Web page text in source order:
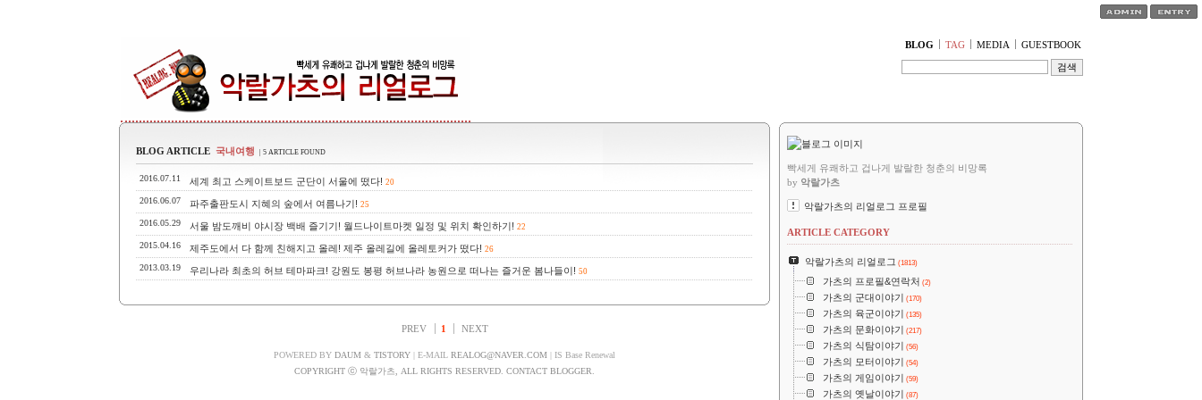
BLOG TAG MEDIA GUESTBOOK
BLOG ARTICLE 국내여행 | 5 ARTICLE FOUND
2016.07.11 세계 최고 스케이트보드 군단이 서울에 떴다! 20
2016.06.07 파주출판도시 지혜의 숲에서 여름나기! 25
2016.05.29 서울 밤도깨비 야시장 백배 즐기기! 월드나이트마켓 일정 및 위치 확인하기! 22
2015.04.16 제주도에서 다 함께 친해지고 올레! 제주 올레길에 올레토커가 떴다! 26
2013.03.19 우리나라 최초의 허브 테마파크! 강원도 봉평 허브나라 농원으로 떠나는 즐거운 봄나들이! 50
PREV 1 NEXT
POWERED BY DAUM & TISTORY | E-MAIL REALOG@NAVER.COM | IS Base Renewal
COPYRIGHT ⓒ 악랄가츠, ALL RIGHTS RESERVED. CONTACT BLOGGER.
빡세게 유쾌하고 겁나게 발랄한 청춘의 비망록
by 악랄가츠
악랄가츠의 리얼로그 프로필
ARTICLE CATEGORY
악랄가츠의 리얼로그 (1813)
가츠의 프로필&연락처 (2)
가츠의 군대이야기 (170)
가츠의 육군이야기 (135)
가츠의 문화이야기 (217)
가츠의 식탐이야기 (56)
가츠의 모터이야기 (54)
가츠의 게임이야기 (59)
가츠의 옛날이야기 (87)
티스토리툴바